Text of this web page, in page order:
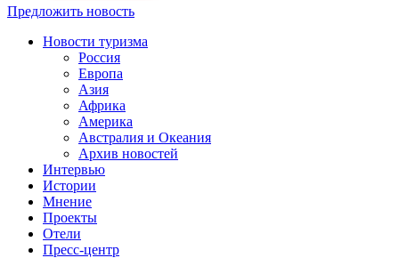
Предложить новость
Новости туризма
Россия
Европа
Азия
Африка
Америка
Австралия и Океания
Архив новостей
Интервью
Истории
Мнение
Проекты
Отели
Пресс-центр